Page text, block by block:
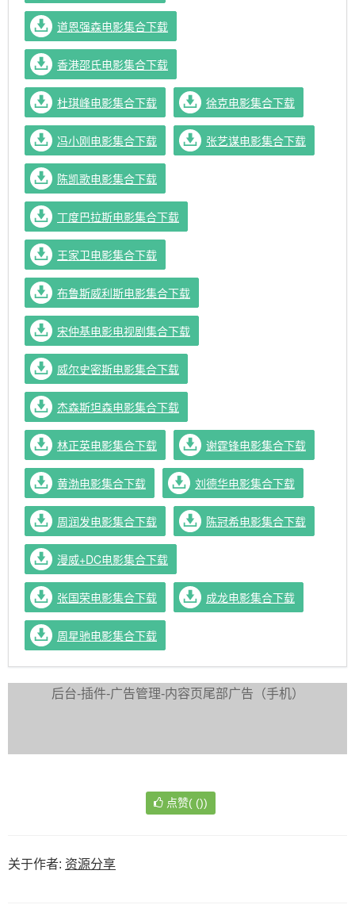
道恩强森电影集合下载
香港邵氏电影集合下载
杜琪峰电影集合下载 徐克电影集合下载
冯小刚电影集合下载 张艺谋电影集合下载
陈凯歌电影集合下载
丁度巴拉斯电影集合下载
王家卫电影集合下载
布鲁斯威利斯电影集合下载
宋仲基电影电视剧集合下载
威尔史密斯电影集合下载
杰森斯坦森电影集合下载
林正英电影集合下载 谢霆锋电影集合下载
黄渤电影集合下载 刘德华电影集合下载
周润发电影集合下载 陈冠希电影集合下载
漫威+DC电影集合下载
张国荣电影集合下载 成龙电影集合下载
周星驰电影集合下载
航
后台-插件-广告管理-内容页尾部广告（手机）
点赞( ())
关于作者: 资源分享